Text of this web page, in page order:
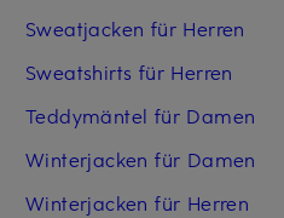
Sweatjacken für Herren
Sweatshirts für Herren
Teddymäntel für Damen
Winterjacken für Damen
Winterjacken für Herren